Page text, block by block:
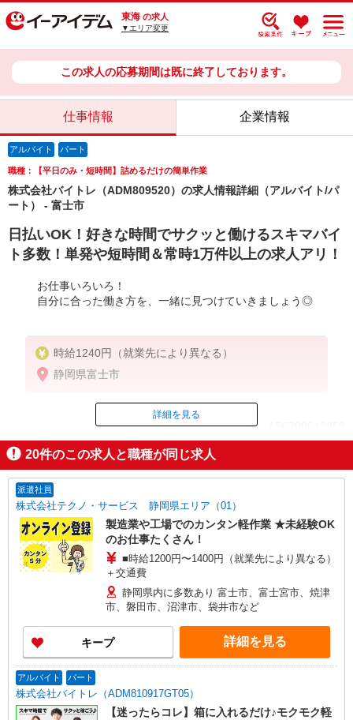
東海 の求人
▼エリア変更
この求人の応募期間は既に終了しております。
仕事情報 企業情報
アルバイト パート
職種：【平日のみ・短時間】詰めるだけの簡単作業
株式会社バイトレ（ADM809520）の求人情報詳細（アルバイト/パ
ート） - 富士市
日払いOK！好きな時間でサクッと働けるスキマバイ
ト多数！単発や短時間＆常時1万件以上の求人アリ！
お仕事いろいろ！
自分に合った働き方を、一緒に見つけていきましょう◎
時給1240円（就業先により異なる）
静岡県富士市
ID：AE0709012258
掲載期間終了
詳細を見る
20件のこの求人と職種が同じ求人
派遣社員
株式会社テクノ・サービス 静岡県エリア（01）
製造業や工場でのカンタン軽作業 ★未経験OK
のお仕事たくさん！
■時給1200円〜1400円（就業先により異なる）
＋交通費
静岡県内に多数あり 富士市、富士宮市、焼津
市、磐田市、沼津市、袋井市など
キープ 詳細を見る
アルバイト パート
株式会社バイトレ（ADM810917GT05）
【迷ったらコレ】箱に入れるだけ♪モクモク軽